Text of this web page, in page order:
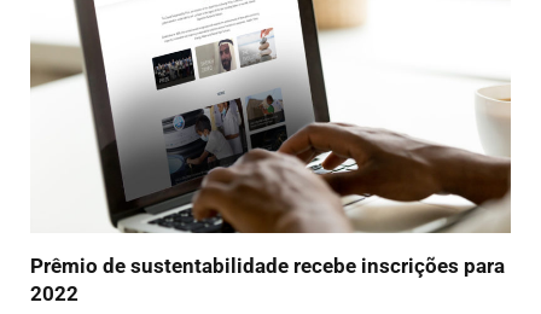
Prêmio de sustentabilidade recebe inscrições para
2022